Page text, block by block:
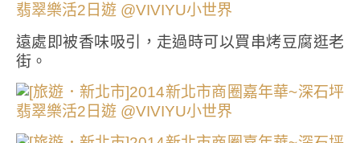
遠處即被香味吸引，走過時可以買串烤豆腐逛老
街。